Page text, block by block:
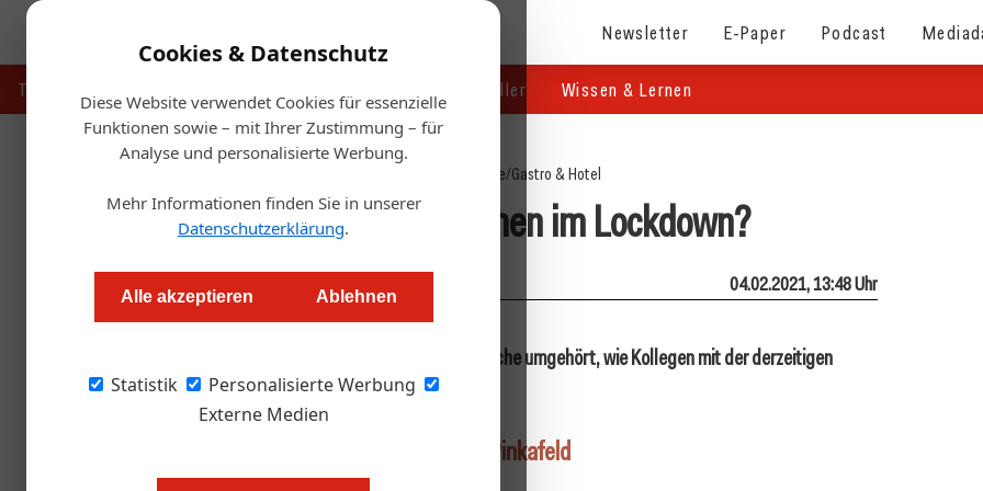
Cookies & Datenschutz
Diese Website verwendet Cookies für essenzielle
Funktionen sowie – mit Ihrer Zustimmung – für
Analyse und personalisierte Werbung.
Mehr Informationen finden Sie in unserer
Datenschutzerklärung.
Alle akzeptieren Ablehnen
Statistik
Personalisierte Werbung
Externe Medien
Newsletter E-Paper Podcast
Touristik Handel & Hersteller Wissen & Lernen
Startseite/Gastro & Hotel
Wie geht es Ihnen im Lockdown?
Ute Fuith 04.02.2021, 13:48 Uhr
Umfrage der Woche: Wir haben uns in der Branche umgehört, wie Kollegen mit der derzeitigen
Situation klarkommen.
Philipp Szemes, Weinstube Szemes, Pinkafeld